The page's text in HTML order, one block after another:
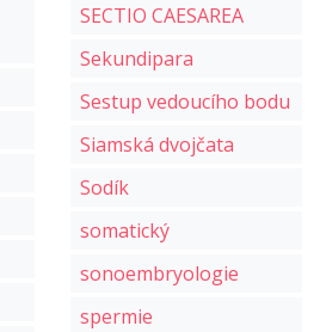
SECTIO CAESAREA
Sekundipara
Sestup vedoucího bodu
Siamská dvojčata
Sodík
somatický
sonoembryologie
spermie